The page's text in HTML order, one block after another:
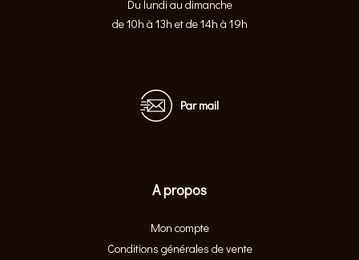
Du lundi au dimanche
de 10h à 13h et de 14h à 19h
Par mail
A propos
Mon compte
Conditions générales de vente